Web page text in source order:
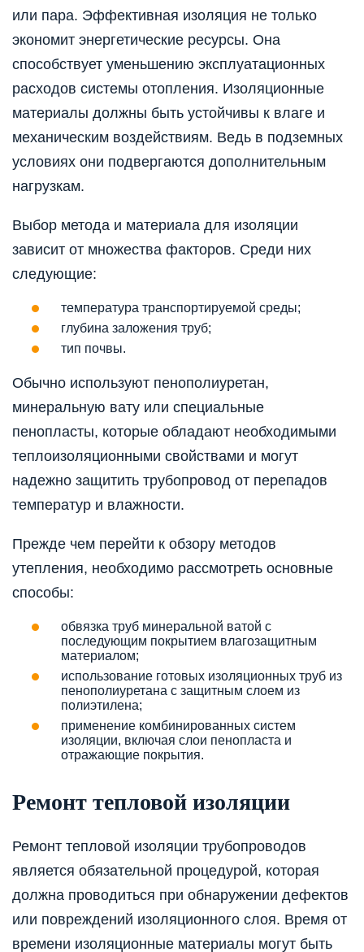
или пара. Эффективная изоляция не только
экономит энергетические ресурсы. Она
способствует уменьшению эксплуатационных
расходов системы отопления. Изоляционные
материалы должны быть устойчивы к влаге и
механическим воздействиям. Ведь в подземных
условиях они подвергаются дополнительным
нагрузкам.
Выбор метода и материала для изоляции
зависит от множества факторов. Среди них
следующие:
температура транспортируемой среды;
глубина заложения труб;
тип почвы.
Обычно используют пенополиуретан,
минеральную вату или специальные
пенопласты, которые обладают необходимыми
теплоизоляционными свойствами и могут
надежно защитить трубопровод от перепадов
температур и влажности.
Прежде чем перейти к обзору методов
утепления, необходимо рассмотреть основные
способы:
обвязка труб минеральной ватой с
последующим покрытием влагозащитным
материалом;
использование готовых изоляционных труб из
пенополиуретана с защитным слоем из
полиэтилена;
применение комбинированных систем
изоляции, включая слои пенопласта и
отражающие покрытия.
Ремонт тепловой изоляции
Ремонт тепловой изоляции трубопроводов
является обязательной процедурой, которая
должна проводиться при обнаружении дефектов
или повреждений изоляционного слоя. Время от
времени изоляционные материалы могут быть